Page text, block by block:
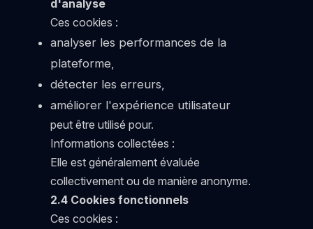
d'analyse
Ces cookies :
analyser les performances de la
plateforme,
détecter les erreurs,
améliorer l'expérience utilisateur
peut être utilisé pour.
Informations collectées :
Elle est généralement évaluée
collectivement ou de manière anonyme.
2.4 Cookies fonctionnels
Ces cookies :